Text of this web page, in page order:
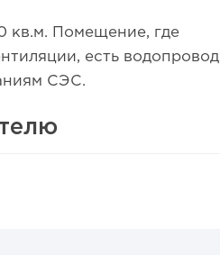
кв.м. Помещение, где
есть водопровод
СЭС.